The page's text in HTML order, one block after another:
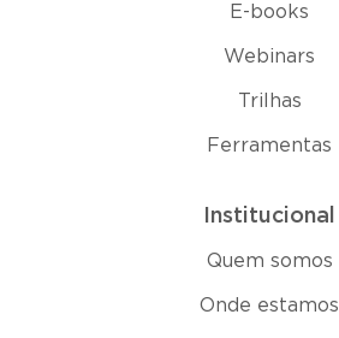
E-books
Webinars
Trilhas
Ferramentas
Institucional
Quem somos
Onde estamos